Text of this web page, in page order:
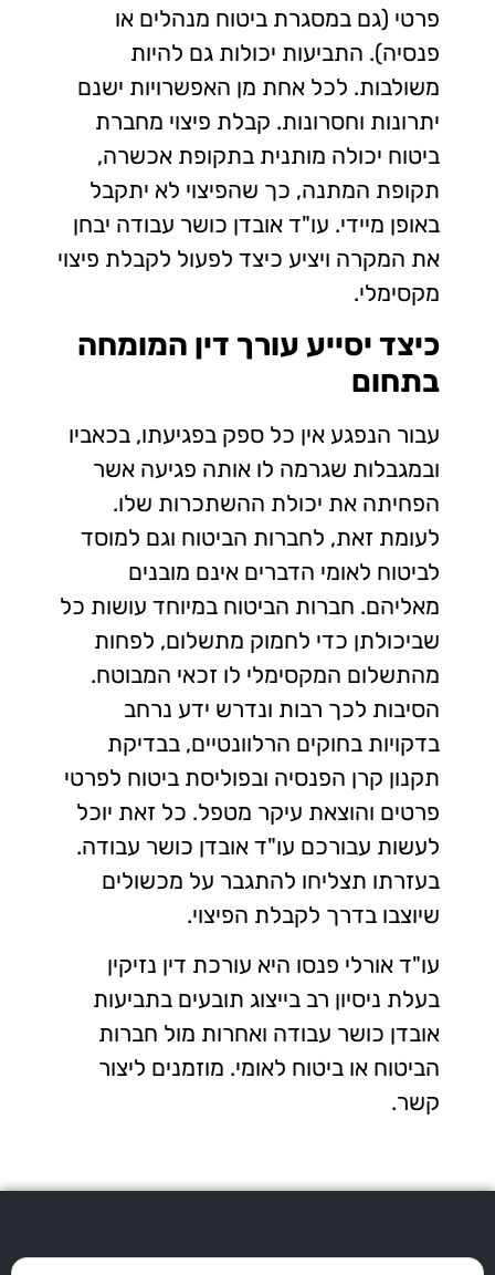
פרטי (גם במסגרת ביטוח מנהלים או
פנסיה). התביעות יכולות גם להיות
משולבות. לכל אחת מן האפשרויות ישנם
יתרונות וחסרונות. קבלת פיצוי מחברת
ביטוח יכולה מותנית בתקופת אכשרה,
תקופת המתנה, כך שהפיצוי לא יתקבל
באופן מיידי. עו"ד אובדן כושר עבודה יבחן
את המקרה ויציע כיצד לפעול לקבלת פיצוי
מקסימלי.
כיצד יסייע עורך דין המומחה
בתחום
עבור הנפגע אין כל ספק בפגיעתו, בכאביו
ובמגבלות שגרמה לו אותה פגיעה אשר
הפחיתה את יכולת ההשתכרות שלו.
לעומת זאת, לחברות הביטוח וגם למוסד
לביטוח לאומי הדברים אינם מובנים
מאליהם. חברות הביטוח במיוחד עושות כל
שביכולתן כדי לחמוק מתשלום, לפחות
מהתשלום המקסימלי לו זכאי המבוטח.
הסיבות לכך רבות ונדרש ידע נרחב
בדקויות בחוקים הרלוונטיים, בבדיקת
תקנון קרן הפנסיה ובפוליסת ביטוח לפרטי
פרטים והוצאת עיקר מטפל. כל זאת יוכל
לעשות עבורכם עו"ד אובדן כושר עבודה.
בעזרתו תצליחו להתגבר על מכשולים
שיוצבו בדרך לקבלת הפיצוי.
עו"ד אורלי פנסו היא עורכת דין נזיקין
בעלת ניסיון רב בייצוג תובעים בתביעות
אובדן כושר עבודה ואחרות מול חברות
הביטוח או ביטוח לאומי. מוזמנים ליצור
קשר.